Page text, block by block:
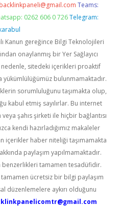
backlinkpaneli@gmail.com Teams:
0262 606 0 726 Telegram:
Kanun gereğince Bilgi Teknolojileri
onaylanmış bir Yer Sağlayıcı
sitedeki içerikleri proaktif
bulunmamaktadır.
sorumluluğunu taşımakta olup,
kabul etmiş sayılırlar. Bu internet
şahıs şirketi ile hiçbir bağlantısı
kendi hazırladığımız makaleler
içerikler haber niteliği taşımamakta
paylaşım yapılmamaktadır.
benzerlikleri tamamen tesadüfidir.
ücretsiz bir bilgi paylaşım
düzenlemelere aykırı olduğunu